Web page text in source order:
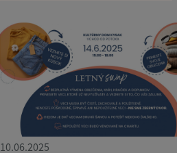
10.06.2025